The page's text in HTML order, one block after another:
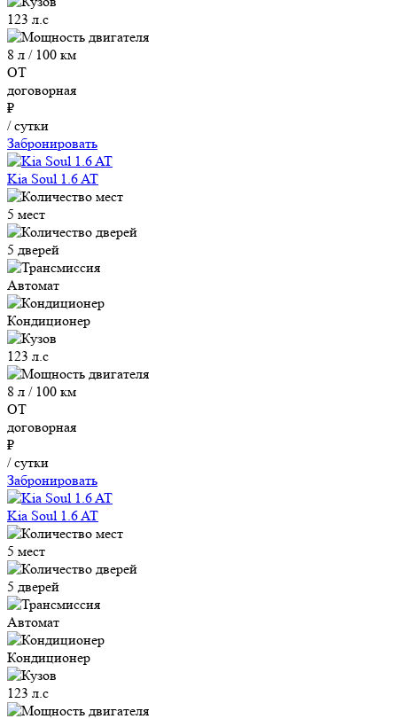
123 л.с
8 л / 100 км
ОТ
договорная
₽
/ сутки
Забронировать
Kia Soul 1.6 AT
5 мест
5 дверей
Автомат
Кондиционер
123 л.с
8 л / 100 км
ОТ
договорная
₽
/ сутки
Забронировать
Kia Soul 1.6 AT
5 мест
5 дверей
Автомат
Кондиционер
123 л.с